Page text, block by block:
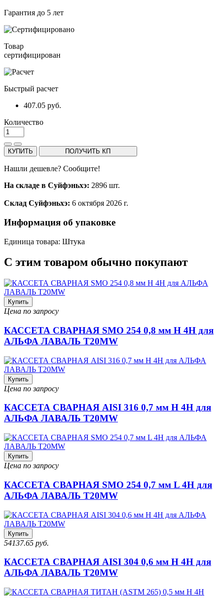
Гарантия до 5 лет
Товар
сертифицирован
Быстрый расчет
407.05 руб.
Количество
КУПИТЬ ПОЛУЧИТЬ КП
Нашли дешевле? Сообщите!
На складе в Суйфэньхэ: 2896 шт.
Склад Суйфэньхэ: 6 октября 2026 г.
Информация об упаковке
Единица товара: Штука
С этим товаром обычно покупают
Купить
Цена по запросу
КАССЕТА СВАРНАЯ SMO 254 0,8 мм H 4H для
АЛЬФА ЛАВАЛЬ T20MW
Купить
Цена по запросу
КАССЕТА СВАРНАЯ AISI 316 0,7 мм H 4H для
АЛЬФА ЛАВАЛЬ T20MW
Купить
Цена по запросу
КАССЕТА СВАРНАЯ SMO 254 0,7 мм L 4H для
АЛЬФА ЛАВАЛЬ T20MW
Купить
54137.65 руб.
КАССЕТА СВАРНАЯ AISI 304 0,6 мм H 4H для
АЛЬФА ЛАВАЛЬ T20MW